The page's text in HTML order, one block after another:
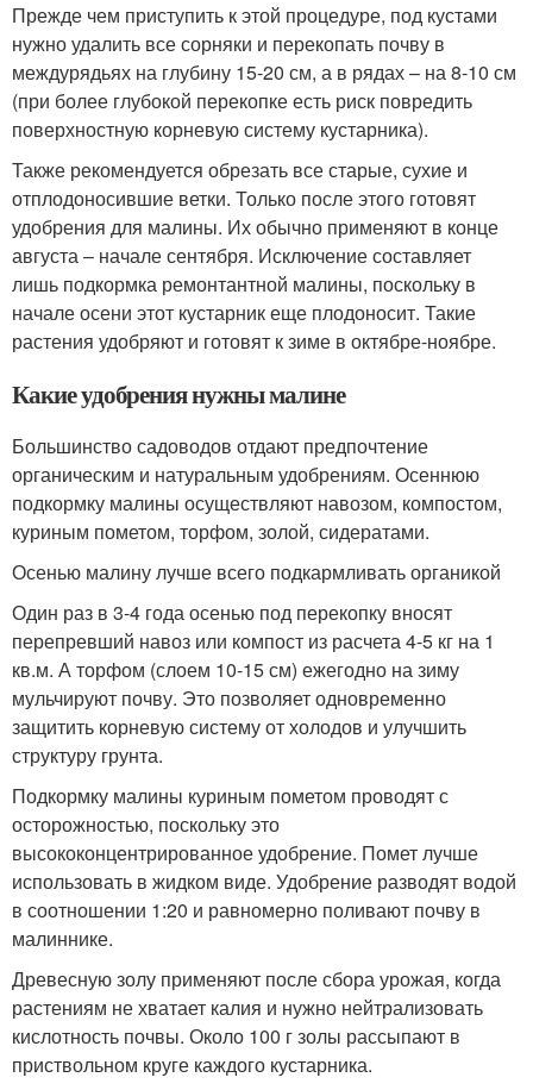
Прежде чем приступить к этой процедуре, под кустами
нужно удалить все сорняки и перекопать почву в
междурядьях на глубину 15-20 см, а в рядах – на 8-10 см
(при более глубокой перекопке есть риск повредить
поверхностную корневую систему кустарника).
Также рекомендуется обрезать все старые, сухие и
отплодоносившие ветки. Только после этого готовят
удобрения для малины. Их обычно применяют в конце
августа – начале сентября. Исключение составляет
лишь подкормка ремонтантной малины, поскольку в
начале осени этот кустарник еще плодоносит. Такие
растения удобряют и готовят к зиме в октябре-ноябре.
Какие удобрения нужны малине
Большинство садоводов отдают предпочтение
органическим и натуральным удобрениям. Осеннюю
подкормку малины осуществляют навозом, компостом,
куриным пометом, торфом, золой, сидератами.
Осенью малину лучше всего подкармливать органикой
Один раз в 3-4 года осенью под перекопку вносят
перепревший навоз или компост из расчета 4-5 кг на 1
кв.м. А торфом (слоем 10-15 см) ежегодно на зиму
мульчируют почву. Это позволяет одновременно
защитить корневую систему от холодов и улучшить
структуру грунта.
Подкормку малины куриным пометом проводят с
осторожностью, поскольку это
высококонцентрированное удобрение. Помет лучше
использовать в жидком виде. Удобрение разводят водой
в соотношении 1:20 и равномерно поливают почву в
малиннике.
Древесную золу применяют после сбора урожая, когда
растениям не хватает калия и нужно нейтрализовать
кислотность почвы. Около 100 г золы рассыпают в
приствольном круге каждого кустарника.